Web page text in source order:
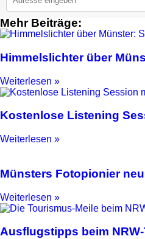
2
Mehr Beiträge:
Himmelslichter über
Weiterlesen »
Kostenlose Listening
Weiterlesen »
Münsters Fotopionier
Weiterlesen »
Ausflugstipps beim